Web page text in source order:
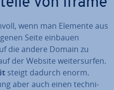
wenn man Elemente aus
Seite einbauen
die andere Domain zu
der Website wei­ter­sur­fen.
steigt dadurch enorm.
aber auch einen tech­ni­